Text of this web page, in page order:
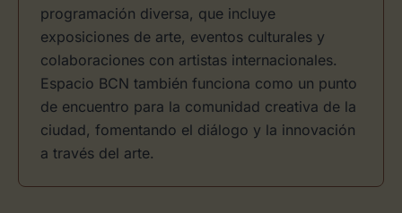
programación diversa, que incluye
exposiciones de arte, eventos culturales y
colaboraciones con artistas internacionales.
Espacio BCN también funciona como un punto
de encuentro para la comunidad creativa de la
ciudad, fomentando el diálogo y la innovación
a través del arte.